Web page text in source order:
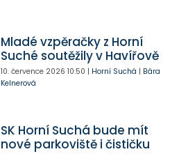
Mladé vzpěračky z Horní
Suché soutěžily v Havířově
10. července 2026 10:50 | Horní Suchá | Bára
Kelnerová
SK Horní Suchá bude mít
nové parkoviště i čističku